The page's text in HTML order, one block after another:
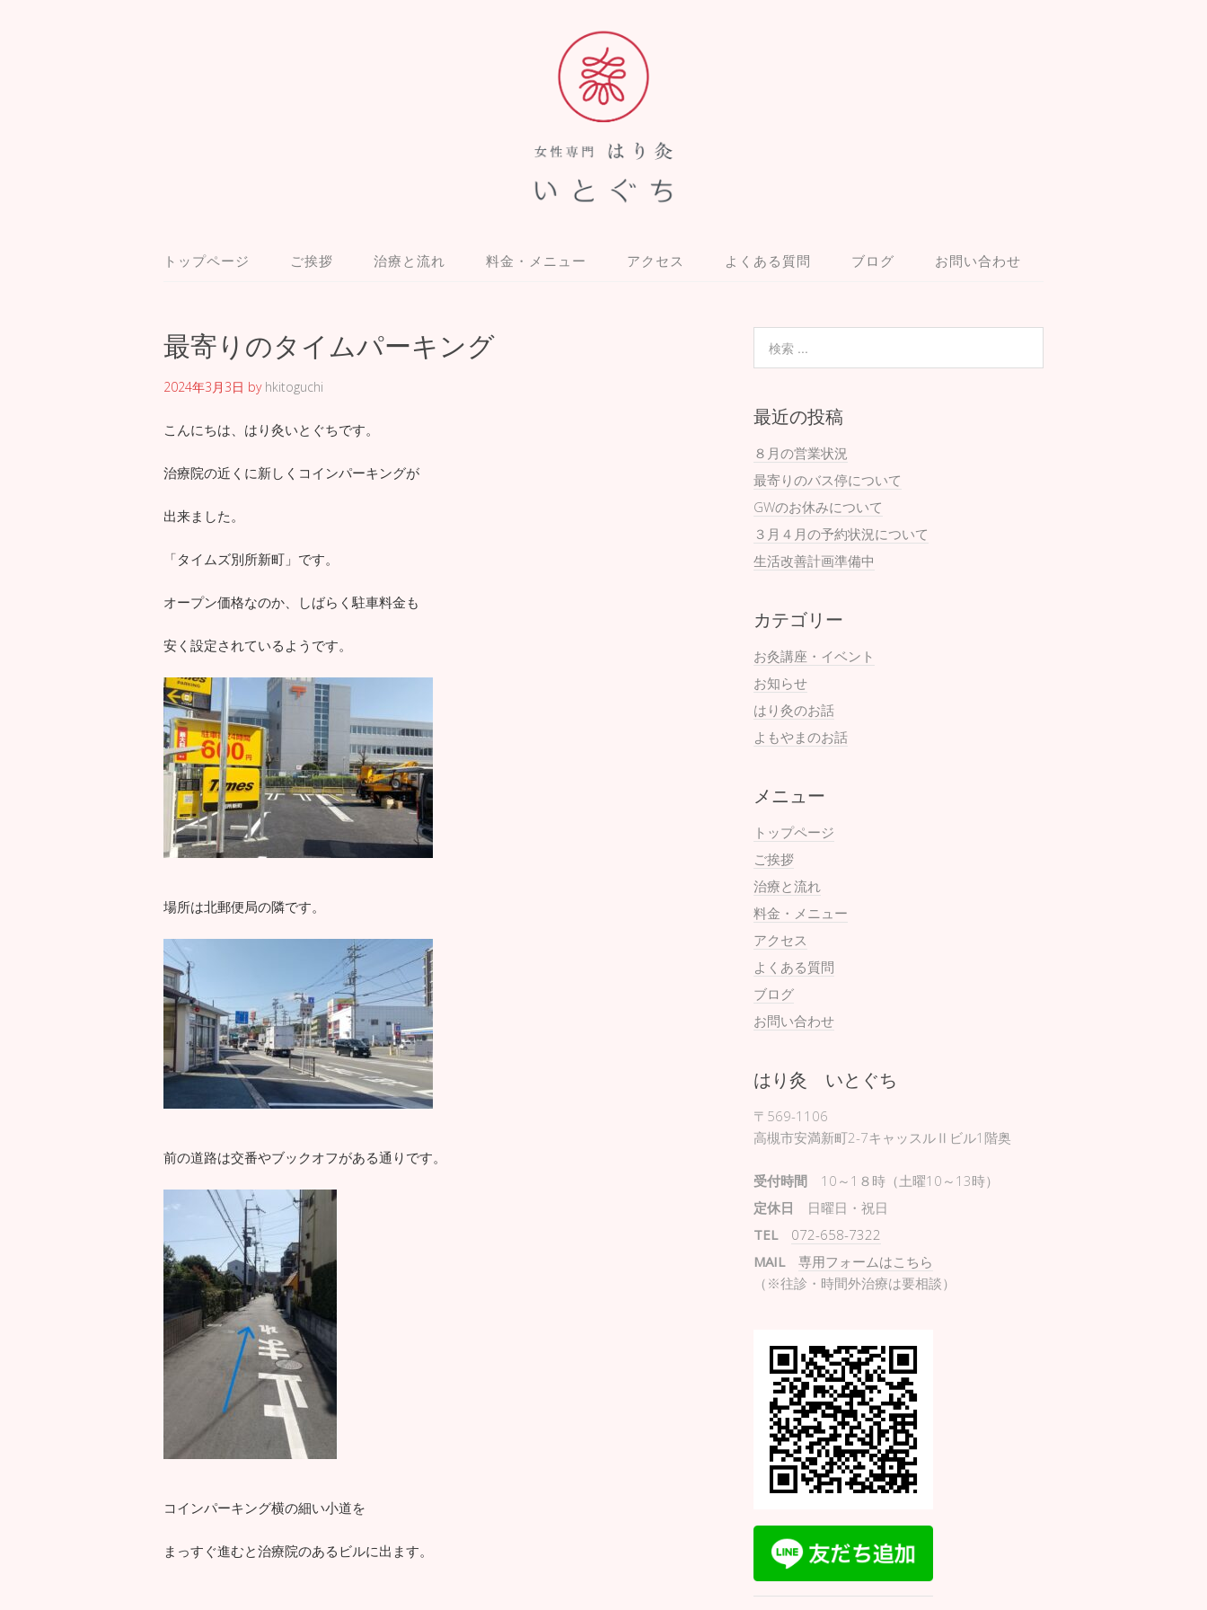
トップページ ご挨拶 治療と流れ 料金・メニュー アクセス よくある質問 ブログ お問い合わせ
最寄りのタイムパーキング
2024年3月3日 by hkitoguchi
こんにちは、はり灸いとぐちです。
治療院の近くに新しくコインパーキングが
出来ました。
「タイムズ別所新町」です。
オープン価格なのか、しばらく駐車料金も
安く設定されているようです。
場所は北郵便局の隣です。
前の道路は交番やブックオフがある通りです。
コインパーキング横の細い小道を
まっすぐ進むと治療院のあるビルに出ます。
最近の投稿
８月の営業状況
最寄りのバス停について
GWのお休みについて
３月４月の予約状況について
生活改善計画準備中
カテゴリー
お灸講座・イベント
お知らせ
はり灸のお話
よもやまのお話
メニュー
トップページ
ご挨拶
治療と流れ
料金・メニュー
アクセス
よくある質問
ブログ
お問い合わせ
はり灸 いとぐち
〒569-1106
高槻市安満新町2-7キャッスルⅡビル1階奥
受付時間10～1８時（土曜10～13時）
定休日 日曜日・祝日
TEL
072-658-7322
MAIL
専用フォームはこちら
（※往診・時間外治療は要相談）